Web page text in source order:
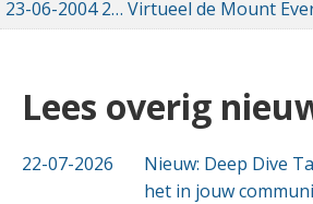
23-06-200423-06-2004 00:00 Virtueel de Mount
Lees overig
22-07-2026
Nieuw: Deep Dive
het in jouw